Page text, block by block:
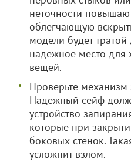
неточности
облегчающую
модели будет тратой
надежное место для
вещей.
Проверьте механизм
Надежный сейф
устройство
которые при
боковых стенок.
усложнит взлом.